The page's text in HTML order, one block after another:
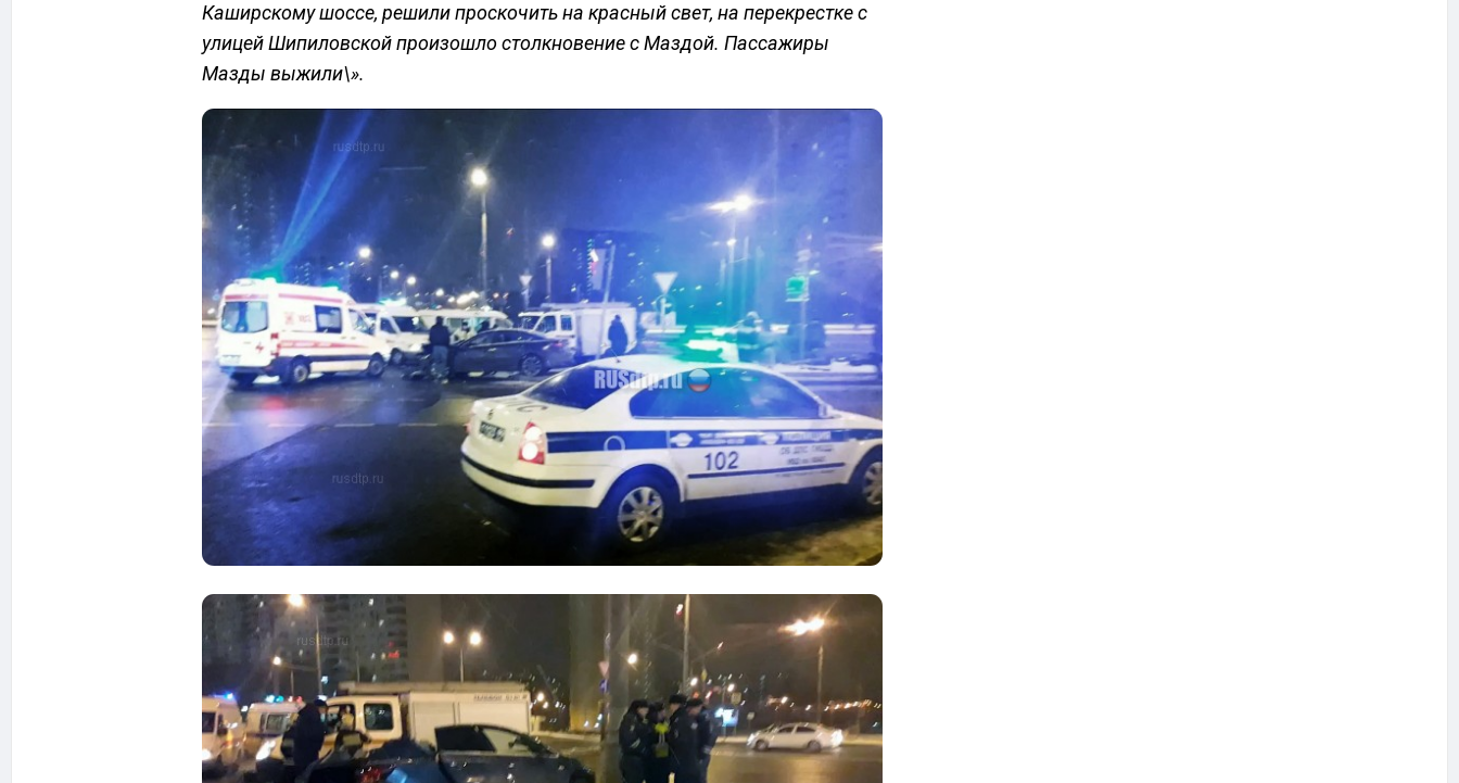
Каширскому шоссе, решили проскочить на красный свет, на перекрестке с
улицей Шипиловской произошло столкновение с Маздой. Пассажиры
Мазды выжили\».